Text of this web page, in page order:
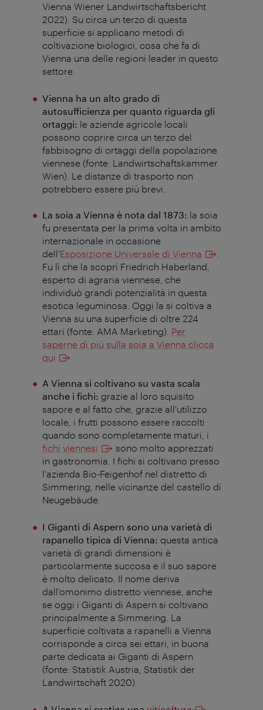
Vienna Wiener Landwirtschaftsbericht
2022). Su circa un terzo di questa
superficie si applicano metodi di
coltivazione biologici, cosa che fa di
Vienna una delle regioni leader in questo
settore.
Vienna ha un alto grado di
autosufficienza per quanto riguarda gli
ortaggi: le aziende agricole locali
possono coprire circa un terzo del
fabbisogno di ortaggi della popolazione
viennese (fonte: Landwirtschaftskammer
Wien). Le distanze di trasporto non
potrebbero essere più brevi.
La soia a Vienna è nota dal 1873: la soia
fu presentata per la prima volta in ambito
internazionale in occasione
dell'Esposizione Universale di Vienna
Fu lì che la scoprì Friedrich Haberland,
esperto di agraria viennese, che
individuò grandi potenzialità in questa
esotica leguminosa. Oggi la si coltiva a
Vienna su una superficie di oltre 224
ettari (fonte: AMA Marketing). Per
saperne di più sulla soia a Vienna clicca
qui
A Vienna si coltivano su vasta scala
anche i fichi: grazie al loro squisito
sapore e al fatto che, grazie all'utilizzo
locale, i frutti possono essere raccolti
quando sono completamente maturi, i
fichi viennesi
sono molto apprezzati
in gastronomia. I fichi si coltivano presso
l'azienda Bio-Feigenhof nel distretto di
Simmering, nelle vicinanze del castello di
Neugebäude.
I Giganti di Aspern sono una varietà di
rapanello tipica di Vienna: questa antica
varietà di grandi dimensioni è
particolarmente succosa e il suo sapore
è molto delicato. Il nome deriva
dall'omonimo distretto viennese, anche
se oggi i Giganti di Aspern si coltivano
principalmente a Simmering. La
superficie coltivata a rapanelli a Vienna
corrisponde a circa sei ettari, in buona
parte dedicata ai Giganti di Aspern
(fonte: Statistik Austria, Statistik der
Landwirtschaft 2020).